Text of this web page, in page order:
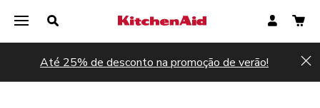
Até 25% de desconto na promoção de verão!